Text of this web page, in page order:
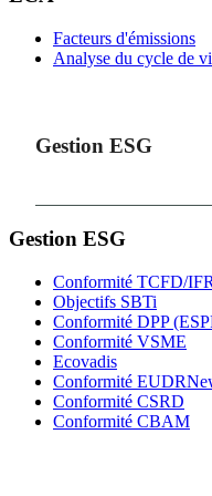
Facteurs d'émissions
Analyse du cycle de
Gestion ESG
Gestion ESG
Conformité TCFD/
Objectifs SBTi
Conformité DPP
Conformité VSME
Ecovadis
Conformité EUDR
Conformité CSRD
Conformité CBAM